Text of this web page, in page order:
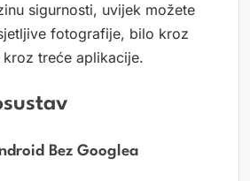
sigurnosti, uvijek možete
fotografije, bilo kroz
treće aplikacije.
Bez Googlea